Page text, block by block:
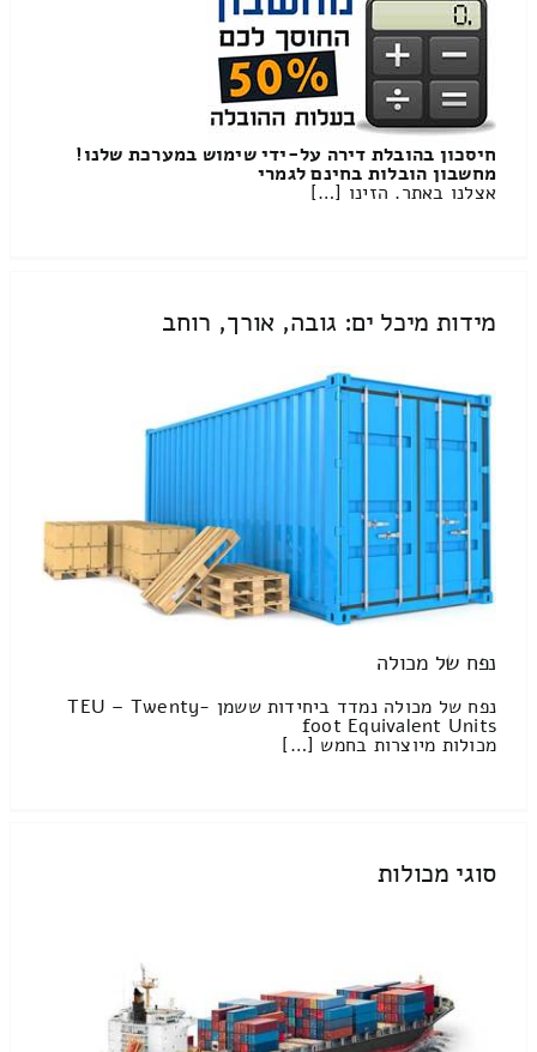
חיסכון בהובלת דירה על-ידי שימוש במערכת שלנו!
מחשבון הובלות בחינם לגמרי
אצלנו באתר. הזינו […]
מידות מיכל ים: גובה, אורך, רוחב
נפח של מכולה
נפח של מכולה נמדד ביחידות ששמן TEU – Twenty-
foot Equivalent Units
מכולות מיוצרות בחמש […]
סוגי מכולות